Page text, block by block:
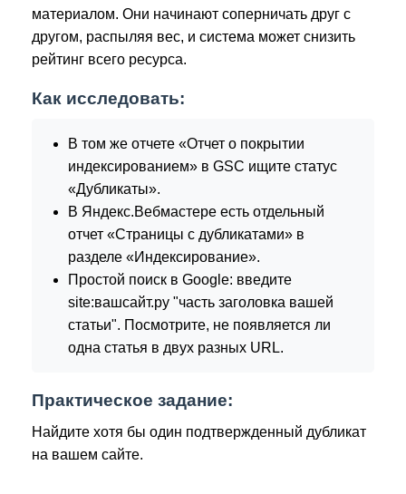
материалом. Они начинают соперничать друг с
другом, распыляя вес, и система может снизить
рейтинг всего ресурса.
Как исследовать:
В том же отчете «Отчет о покрытии
индексированием» в GSC ищите статус
«Дубликаты».
В Яндекс.Вебмастере есть отдельный
отчет «Страницы с дубликатами» в
разделе «Индексирование».
Простой поиск в Google: введите
site:вашсайт.ру "часть заголовка вашей
статьи". Посмотрите, не появляется ли
одна статья в двух разных URL.
Практическое задание:
Найдите хотя бы один подтвержденный дубликат
на вашем сайте.